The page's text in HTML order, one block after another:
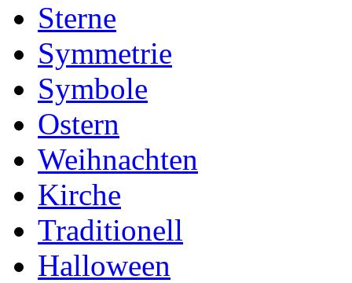
Sterne
Symmetrie
Symbole
Ostern
Weihnachten
Kirche
Traditionell
Halloween